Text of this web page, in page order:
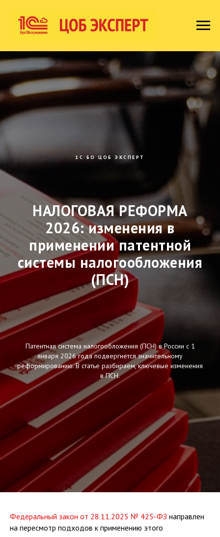
1C:БО ЦОБ ЭКСПЕРТ
НАЛОГОВАЯ РЕФОРМА
2026: изменения в
применении патентной
системы налогообложения
(ПСН)
Патентная система налогообложения (ПСН) в России с 1
января 2026 года подвергнется значительному
реформированию. В статье разбираем, ключевые изменения
в ПСН.
Федеральный закон от 28.11.2025 № 425-ФЗ направлен
на пересмотр подходов к применению этого